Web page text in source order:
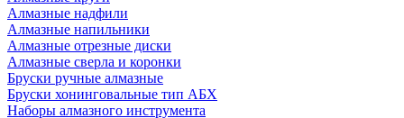
Алмазные надфили
Алмазные напильники
Алмазные отрезные диски
Алмазные сверла и коронки
Бруски ручные алмазные
Бруски хонинговальные тип АБХ
Наборы алмазного инструмента